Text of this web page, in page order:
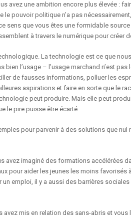
avez une ambition encore plus élevée :
le pouvoir politique n’a pas
sens que vous êtes une formidable
à travers le numérique pour créer
La technologie est ce que
bien l’usage – l’usage marchand n’est
de fausses informations, polluer les
aspirations et faire en sorte que le
peut produire. Mais elle peut
le pire puisse être écarté.
pour parvenir à des solutions que nul
avez imaginé des formations accélérées
pour aider les jeunes les moins favorisés
emploi, il y a aussi des barrières
avez mis en relation des sans-abris et